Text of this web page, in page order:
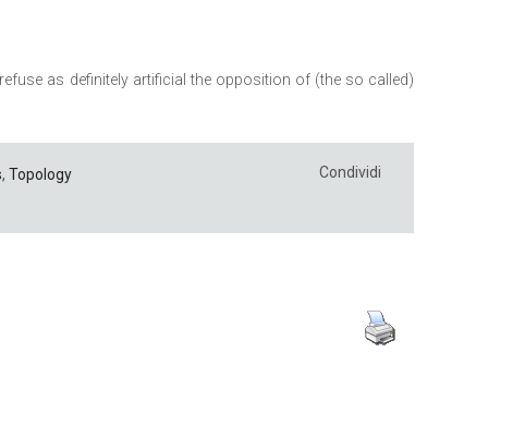
as definitely artificial the opposition of (the so called)
, Topology
Condividi